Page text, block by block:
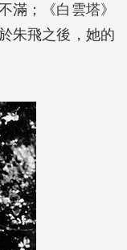
滿；《白雲塔》
朱飛之後，她的